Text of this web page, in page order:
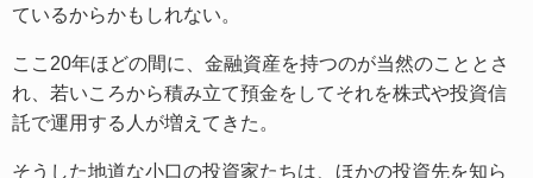
ているからかもしれない。
ここ20年ほどの間に、金融資産を持つのが当然のこととさ
れ、若いころから積み立て預金をしてそれを株式や投資信
託で運用する人が増えてきた。
そうした地道な小口の投資家たちは、ほかの投資先を知ら